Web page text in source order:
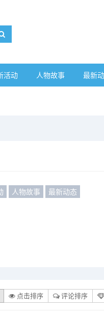
活动 人物故事 最新
人物故事
最新动态
点击排序 评论排序